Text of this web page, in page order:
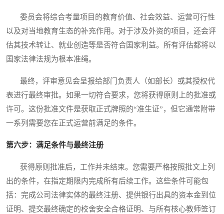
委员会将综合考量项目的教育价值、社会效益、运营可行性
以及对当地教育生态的补充作用。对于涉及外资的项目，还会评
估其技术转让、就业创造等是否符合国家利益。所有评估都将以
国家法律法规为根本准绳。
最终，评审意见会呈报给部门负责人（如部长）或其授权代
表进行最终审批。如果一切符合要求，您将获得原则上的批准或
许可。这份批准文件是获取正式牌照的“准生证”，但它通常附带
一系列需要您在正式运营前满足的条件。
第六步：满足条件与最终注册
获得原则批准后，工作并未结束。您需要严格按照批文上列
出的条件，在指定期限内完成所有后续工作。这些条件可能包
括：完成公司法律实体的最终注册、提供银行出具的资本金到位
证明、提交最终确定的校舍安全合格证明、与所有核心教师签订